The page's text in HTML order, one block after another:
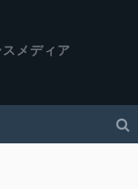
メディア